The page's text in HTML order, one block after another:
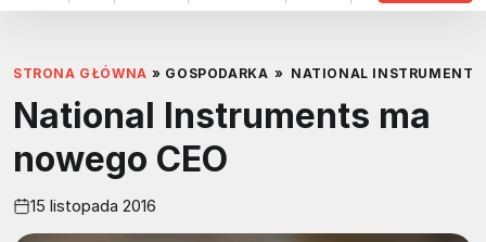
STRONA GŁÓWNA » GOSPODARKA » NATIONAL
National Instruments ma
nowego CEO
15 listopada 2016